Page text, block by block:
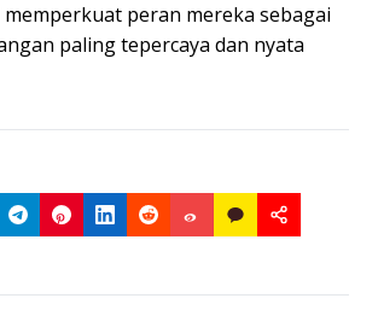
peran mereka sebagai
paling tepercaya dan nyata